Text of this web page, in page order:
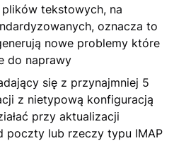
tekstowych, na
oznacza to
nowe problemy które
do naprawy
się z przynajmniej 5
z nietypową konfiguracją
przy aktualizacji
poczty lub rzeczy typu IMAP